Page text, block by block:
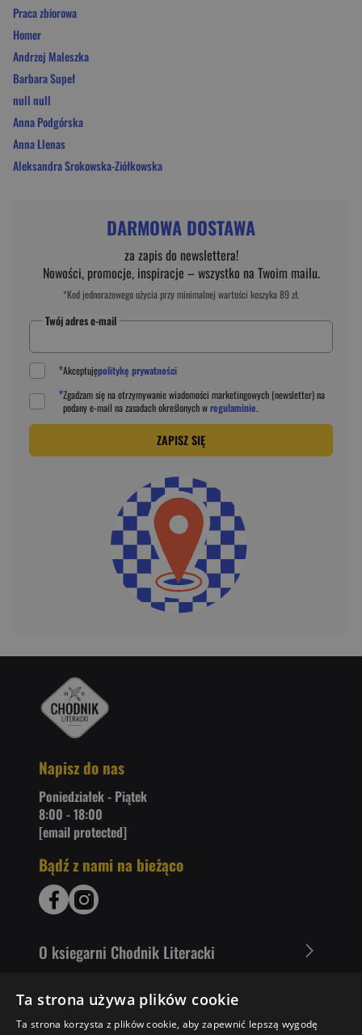
Praca zbiorowa
Homer
Andrzej Maleszka
Barbara Supeł
null null
Anna Podgórska
Anna Llenas
Aleksandra Srokowska-Ziółkowska
DARMOWA DOSTAWA
za zapis do newslettera!
Nowości, promocje, inspiracje – wszystko na Twoim mailu.
*Kod jednorazowego użycia przy minimalnej wartości koszyka 89 zł.
Twój adres e-mail
*Akceptujępolitykę prywatności
*Zgadzam się na otrzymywanie wiadomości marketingowych (newsletter) na
podanye-mail na zasadach określonych wregulaminie.
ZAPISZ SIĘ
Napisz do nas
Poniedziałek - Piątek
8:00 - 18:00
[email protected]
Bądź z nami na bieżąco
O ksiegarni Chodnik Literacki
Zakupy u nas
Ta strona używa plików cookie
Ta strona korzysta z plików cookie, aby zapewnić lepszą wygodę